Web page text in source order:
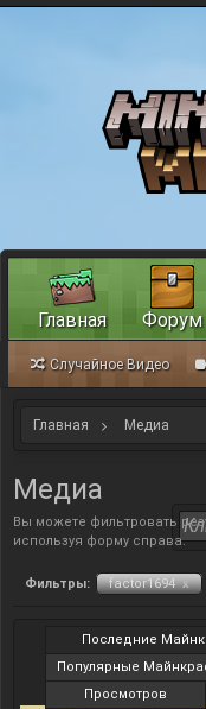
Главная Медиа
Медиа
Вы можете фильтровать
используя форму справа.
Фильтры: factor1694 x
Последние
Популярные
Просмотров
Главная Форум
Случайное Видео